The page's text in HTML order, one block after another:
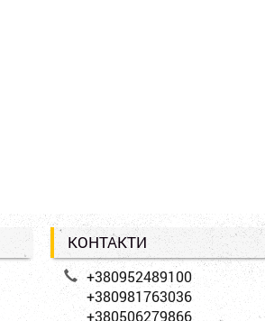
КОНТАКТИ
+380952489100
+380981763036
+380506279866